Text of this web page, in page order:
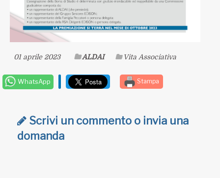
01 aprile 2023 ALDAI Vita Associativa
WhatsApp Stampa
Scrivi un commento o invia una
domanda